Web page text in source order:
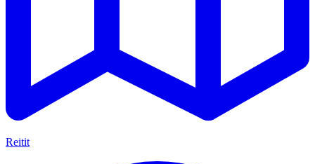
Reitit